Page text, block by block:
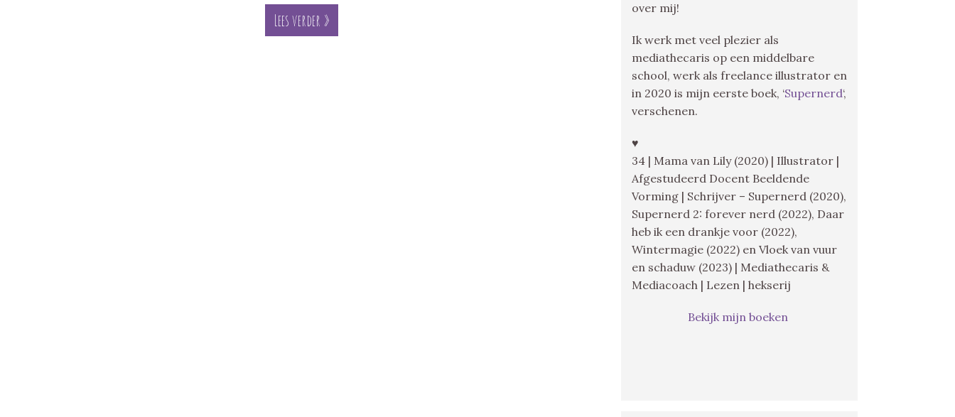
Lees verder »
over mij!
Ik werk met veel plezier als
mediathecaris op een middelbare
school, werk als freelance illustrator en
in 2020 is mijn eerste boek, ‘Supernerd‘,
verschenen.
♥
34 | Mama van Lily (2020) | Illustrator |
Afgestudeerd Docent Beeldende
Vorming | Schrijver – Supernerd (2020),
Supernerd 2: forever nerd (2022), Daar
heb ik een drankje voor (2022),
Wintermagie (2022) en Vloek van vuur
en schaduw (2023) | Mediathecaris &
Mediacoach | Lezen | hekserij
Bekijk mijn boeken